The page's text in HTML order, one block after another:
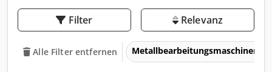
Filter Relevanz
Alle Filter entfernen Metallbearbeitungsmaschinen